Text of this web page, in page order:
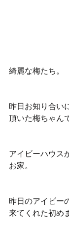
綺麗な梅たち。
昨日お知り合い
頂いた梅ちゃん
アイビーハウス
お家。
昨日のアイビー
来てくれた初め